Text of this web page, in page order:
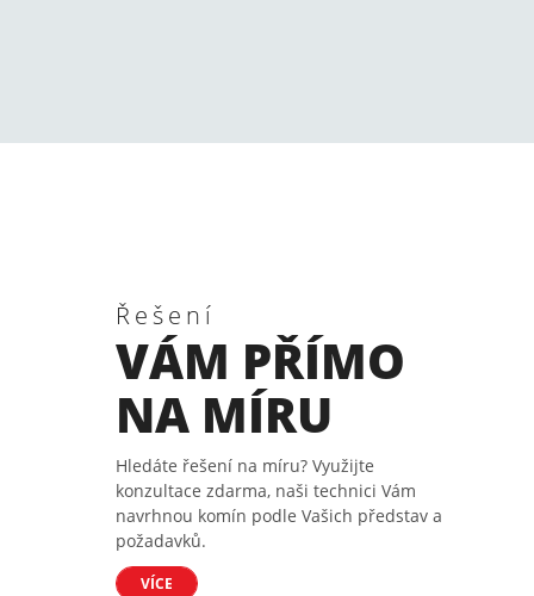
Řešení
VÁM PŘÍMO
NA MÍRU
Hledáte řešení na míru? Využijte
konzultace zdarma, naši technici Vám
navrhnou komín podle Vašich představ a
požadavků.
VÍCE